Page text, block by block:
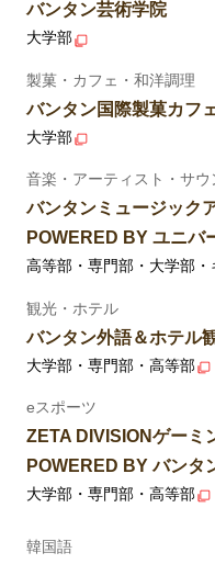
バンタン芸術学院
大学部
製菓・カフェ・和洋調理
バンタン国際製菓カフ
大学部
音楽・アーティスト・サ
バンタンミュージック
POWERED BY ユニバ
高等部・専門部・大学部・
観光・ホテル
バンタン外語＆ホテル
大学部・専門部・高等部
eスポーツ
ZETA DIVISIONゲーミ
POWERED BY バンタ
大学部・専門部・高等部
韓国語